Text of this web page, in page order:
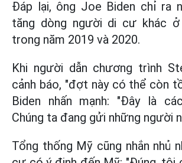
Đáp lại, ông Joe Biden chỉ ra
tăng dòng người di cư khác
trong năm 2019 và 2020.
Khi người dẫn chương trình
cảnh báo, "đợt này có thể còn
Biden nhấn mạnh: "Đây là
Chúng ta đang gửi những người
Tổng thống Mỹ cũng nhắn nhủ